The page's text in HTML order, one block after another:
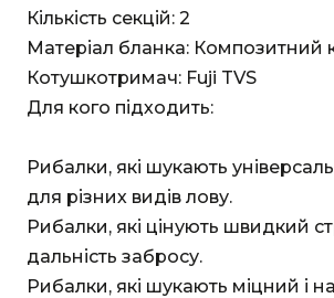
Кількість секцій: 2
Матеріал бланка: Композитний
Котушкотримач: Fuji TVS
Для кого підходить:
Рибалки, які шукають
для різних видів лову.
Рибалки, які цінують швидкий
дальність забросу.
Рибалки, які шукають міцний і